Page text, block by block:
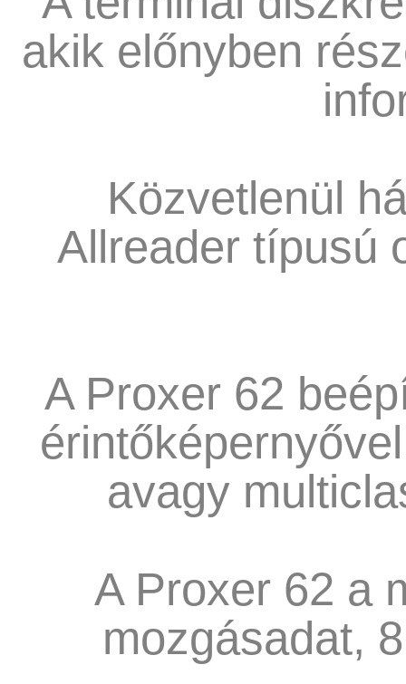
akik előnyben
Közvetlenül
Allreader típusú
A Proxer 62
avagy
A Proxer 62 a
mozgásadat,